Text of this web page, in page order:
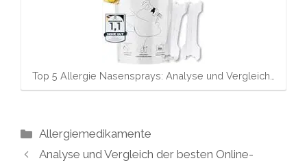
Top 5 Allergie Nasensprays: Analyse und Vergleich…
Kategorien
Allergiemedikamente
Analyse und Vergleich der besten Online-